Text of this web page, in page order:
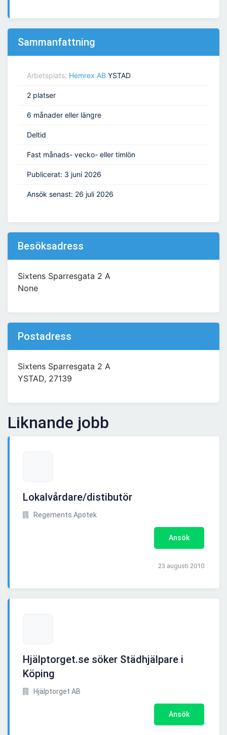
Sammanfattning
Arbetsplats: Hemrex AB YSTAD
2 platser
6 månader eller längre
Deltid
Fast månads- vecko- eller timlön
Publicerat: 3 juni 2026
Ansök senast: 26 juli 2026
Besöksadress
Sixtens Sparresgata 2 A
None
Postadress
Sixtens Sparresgata 2 A
YSTAD, 27139
Liknande jobb
Lokalvårdare/distibutör
Regements Apotek
Ansök
23 augusti 2010
Hjälptorget.se söker Städhjälpare i
Köping
Hjälptorget AB
Ansök